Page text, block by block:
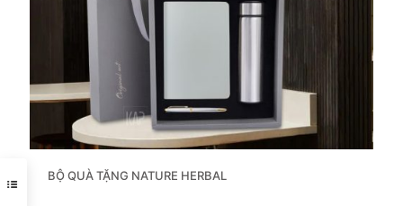
BỘ QUÀ TẶNG NATURE HERBAL